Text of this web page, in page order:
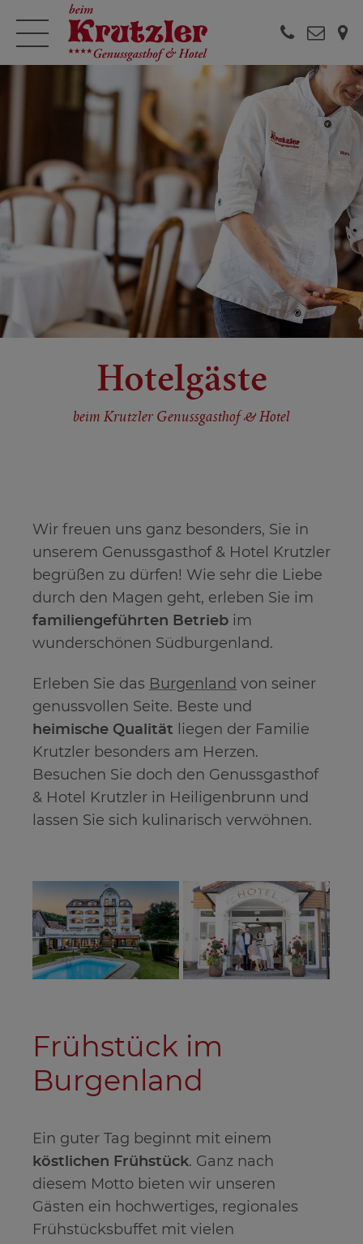
Hotelgäste
beim Krutzler Genussgasthof & Hotel
Wir freuen uns ganz besonders, Sie in
unserem Genussgasthof & Hotel Krutzler
begrüßen zu dürfen! Wie sehr die Liebe
durch den Magen geht, erleben Sie im
familiengeführten Betrieb im
wunderschönen Südburgenland.
Erleben Sie das Burgenland von seiner
genussvollen Seite. Beste und
heimische Qualität liegen der Familie
Krutzler besonders am Herzen.
Besuchen Sie doch den Genussgasthof
& Hotel Krutzler in Heiligenbrunn und
lassen Sie sich kulinarisch verwöhnen.
Frühstück im
Burgenland
Ein guter Tag beginnt mit einem
köstlichen Frühstück. Ganz nach
diesem Motto bieten wir unseren
Gästen ein hochwertiges, regionales
Frühstücksbuffet mit vielen


